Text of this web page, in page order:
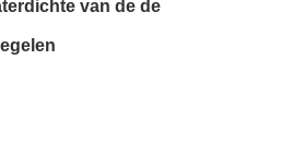
van de de